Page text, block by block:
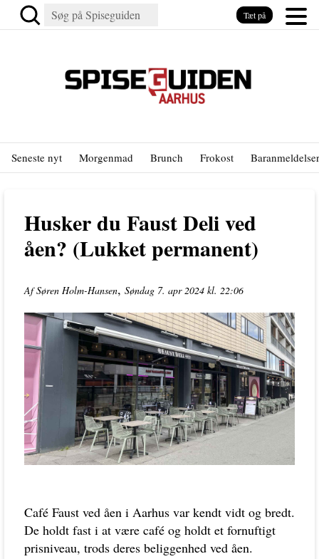
Seneste nyt Morgenmad Brunch Frokost Baranmeldelser
Husker du Faust Deli ved
åen? (Lukket permanent)
Af Søren Holm-Hansen, Søndag 7. apr 2024 kl. 22:06
Café Faust ved åen i Aarhus var kendt vidt og bredt.
De holdt fast i at være café og holdt et fornuftigt
prisniveau, trods deres beliggenhed ved åen.
Tæt på